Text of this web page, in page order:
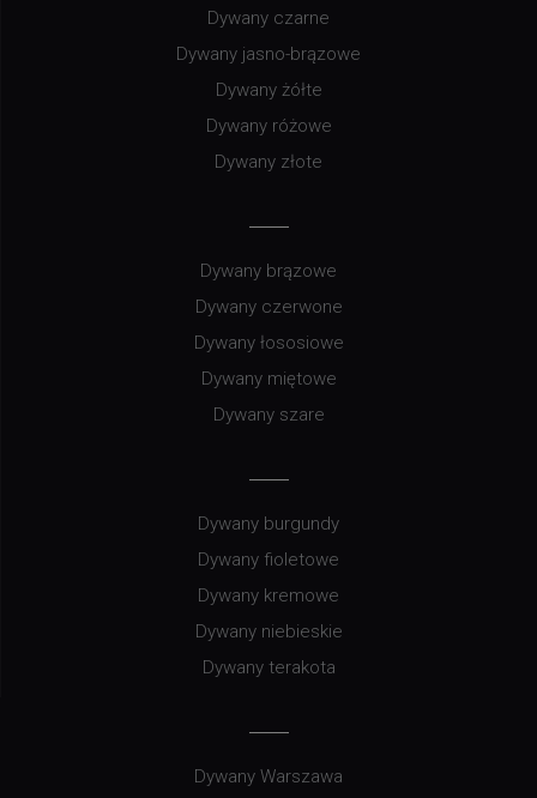
Dywany czarne
Dywany jasno-brązowe
Dywany żółte
Dywany różowe
Dywany złote
Dywany brązowe
Dywany czerwone
Dywany łososiowe
Dywany miętowe
Dywany szare
Dywany burgundy
Dywany fioletowe
Dywany kremowe
Dywany niebieskie
Dywany terakota
Dywany Warszawa